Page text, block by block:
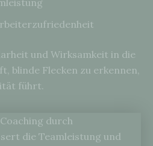
und Wirksamkeit in die
blinde Flecken zu erkennen,
führt.